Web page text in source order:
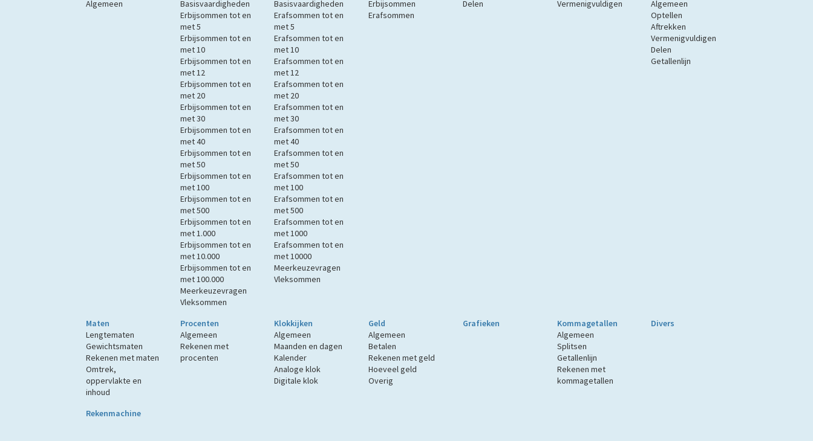
Algemeen
Basisvaardigheden
Erbijsommen tot en
met 5
Erbijsommen tot en
met 10
Erbijsommen tot en
met 12
Erbijsommen tot en
met 20
Erbijsommen tot en
met 30
Erbijsommen tot en
met 40
Erbijsommen tot en
met 50
Erbijsommen tot en
met 100
Erbijsommen tot en
met 500
Erbijsommen tot en
met 1.000
Erbijsommen tot en
met 10.000
Erbijsommen tot en
met 100.000
Meerkeuzevragen
Vleksommen
Basisvaardigheden
Erafsommen tot en
met 5
Erafsommen tot en
met 10
Erafsommen tot en
met 12
Erafsommen tot en
met 20
Erafsommen tot en
met 30
Erafsommen tot en
met 40
Erafsommen tot en
met 50
Erafsommen tot en
met 100
Erafsommen tot en
met 500
Erafsommen tot en
met 1000
Erafsommen tot en
met 10000
Meerkeuzevragen
Vleksommen
Erbijsommen
Erafsommen
Delen
Vermenigvuldigen
Algemeen
Optellen
Aftrekken
Vermenigvuldigen
Delen
Getallenlijn
Maten
Lengtematen
Gewichtsmaten
Rekenen met maten
Omtrek,
oppervlakte en
inhoud
Procenten
Algemeen
Rekenen met
procenten
Klokkijken
Algemeen
Maanden en dagen
Kalender
Analoge klok
Digitale klok
Geld
Algemeen
Betalen
Rekenen met geld
Hoeveel geld
Overig
Grafieken
Kommagetallen
Algemeen
Splitsen
Getallenlijn
Rekenen met
kommagetallen
Divers
Rekenmachine